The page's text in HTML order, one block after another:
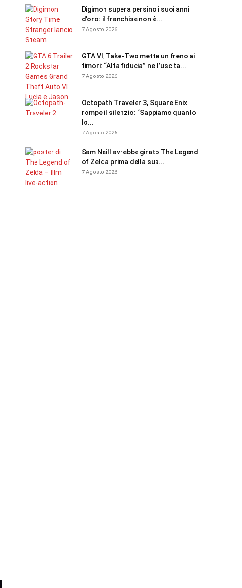
Digimon supera persino i suoi anni
d’oro: il franchise non è...
7 Agosto 2026
GTA VI, Take-Two mette un freno ai
timori: “Alta fiducia” nell’uscita...
7 Agosto 2026
Octopath Traveler 3, Square Enix
rompe il silenzio: “Sappiamo quanto
lo...
7 Agosto 2026
Sam Neill avrebbe girato The Legend
of Zelda prima della sua...
7 Agosto 2026